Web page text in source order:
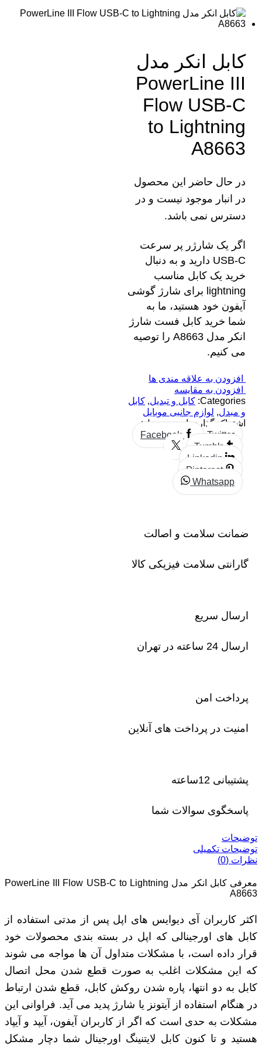
کابل انکر مدل
PowerLine III
Flow USB-C
to Lightning
A8663
در حال حاضر این محصول
در انبار موجود نیست و در
دسترس نمی باشد.
اگر یک شارژر پر سرعت
USB-C دارید و به دنبال
خرید یک کابل مناسب
lightning برای شارژ گوشی
آیفون خود هستید، ما به
شما خرید کابل فست شارژ
انکر مدل A8663 را توصیه
می‌ کنیم.
افزودن به علاقه مندی ها
افزودن به مقایسه
Categories: کابل و تبدیل, کابل
و مبدل, لوازم جانبی موبایل
اشتراک گذاری این محصول:
Facebook
Twitter
Tumblr
Linkedin
Pinterest
Whatsapp
ضمانت سلامت و اصالت
گارانتی سلامت فیزیکی کالا
ارسال سریع
ارسال 24 ساعته در تهران
پرداخت امن
امنیت در پرداخت های آنلاین
پشتیبانی 12ساعته
پاسخگوی سوالات شما
توضیحات
توضیحات تکمیلی
نظرات (0)
معرفی کابل انکر مدل PowerLine III Flow USB-C to Lightning
A8663
اکثر کاربران آی دیوایس ‌های اپل پس از مدتی استفاده از
کابل های اورجینالی که اپل در بسته بندی محصولات خود
قرار داده است، با مشکلات متداول آن ها مواجه می ‌شوند
که این مشکلات اغلب به صورت قطع شدن محل اتصال
کابل به دو انتها، پاره شدن روکش کابل، قطع شدن ارتباط
در هنگام استفاده از آیتونز یا شارژ پدید می ‌آید. فراوانی این
مشکلات به حدی است که اگر از کاربران آیفون، آیپد و آیپاد
هستید و تا کنون کابل لایتنینگ اورجینال شما دچار مشکل